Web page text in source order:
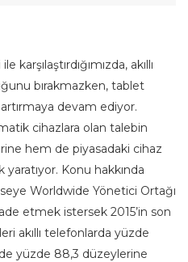
akıllı
bırakmazken, tablet
artırmaya devam ediyor.
cihazlara olan talebin
hem de piyasadaki cihaz
yaratıyor. Konu hakkında
Worldwide Yönetici Ortağı
etmek istersek 2015’in son
akıllı telefonlarda yüzde
yüzde 88,3 düzeylerine